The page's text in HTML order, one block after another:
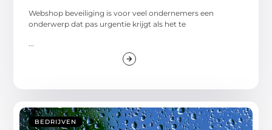
Webshop beveiliging is voor veel ondernemers een
onderwerp dat pas urgentie krijgt als het te
...
BEDRIJVEN